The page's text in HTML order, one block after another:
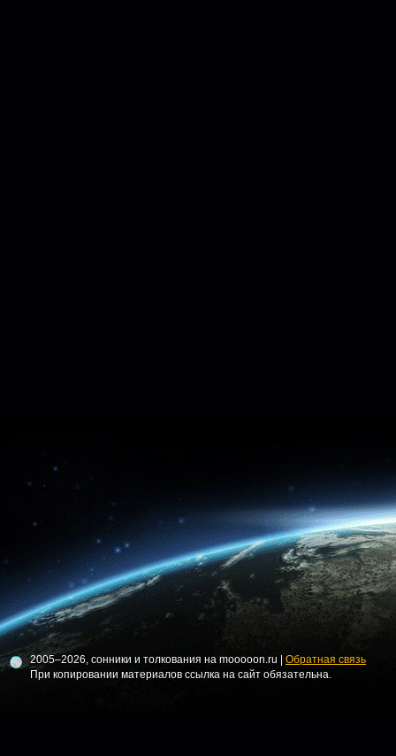
2005–2026, сонники и толкования на mooooon.ru | Обратная связь
При копировании материалов ссылка на сайт обязательна.